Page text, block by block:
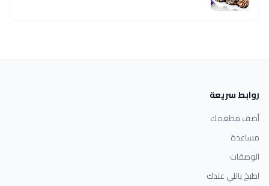
روابط سريعة
أضف مطعمك
مساعدة
الوصفات
اطبخ باللي عندك